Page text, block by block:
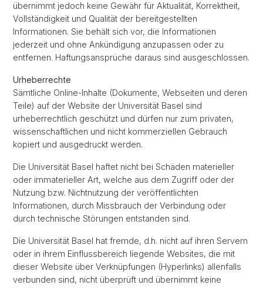
übernimmt jedoch keine Gewähr für Aktualität, Korrektheit,
Vollständigkeit und Qualität der bereitgestellten
Informationen. Sie behält sich vor, die Informationen
jederzeit und ohne Ankündigung anzupassen oder zu
entfernen. Haftungsansprüche daraus sind ausgeschlossen.
Urheberrechte
Sämtliche Online-Inhalte (Dokumente, Webseiten und deren
Teile) auf der Website der Universität Basel sind
urheberrechtlich geschützt und dürfen nur zum privaten,
wissenschaftlichen und nicht kommerziellen Gebrauch
kopiert und ausgedruckt werden.
Die Universität Basel haftet nicht bei Schäden materieller
oder immaterieller Art, welche aus dem Zugriff oder der
Nutzung bzw. Nichtnutzung der veröffentlichten
Informationen, durch Missbrauch der Verbindung oder
durch technische Störungen entstanden sind.
Die Universität Basel hat fremde, d.h. nicht auf ihren Servern
oder in ihrem Einflussbereich liegende Websites, die mit
dieser Website über Verknüpfungen (Hyperlinks) allenfalls
verbunden sind, nicht überprüft und übernimmt keine